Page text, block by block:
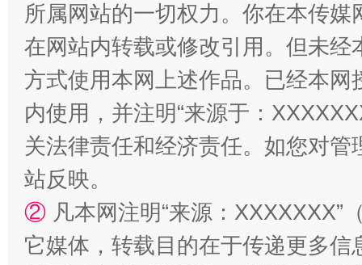
解纷+调解+退费，一次搞定
所属网站的一切权力。你在本传
在网站内转载或修改引用。但未
方式使用本网上述作品。已经本
内使用，并注明“来源于：
关法律责任和经济责任。如您对
站反映。
② 凡本网注明“来源：
它媒体，转载目的在于传递更多